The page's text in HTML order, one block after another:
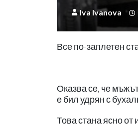
Iva Ivanova
Все по-заплетен
Оказва се, че
е бил удрян с
Това стана ясно